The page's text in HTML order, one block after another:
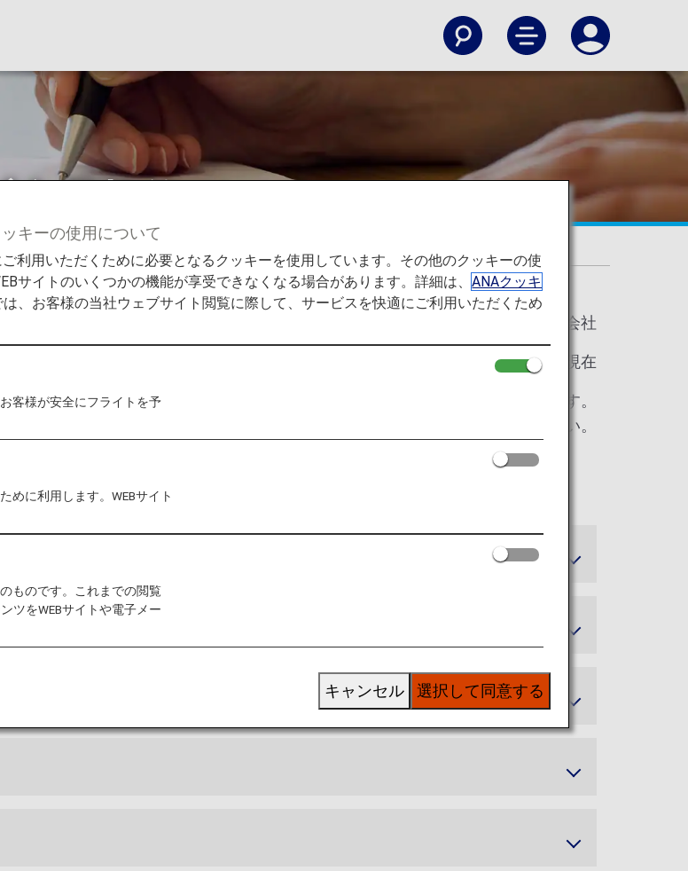
員規約
全日本空輸株式会社
2026年5月19日現在
このANAマイレージクラブ会員規約は、2026年11月30日までの適用です。
をご確認ください。
キーの使用について
利用いただくために必要となるクッキーを使用しています。その他のクッキーの使
サイトのいくつかの機能が享受できなくなる場合があります。詳細は、ANAクッキ
、お客様の当社ウェブサイト閲覧に際して、サービスを快適にご利用いただくため
客様が安全にフライトを予
めに利用します。WEBサイト
ものです。これまでの閲覧
ツをWEBサイトや電子メー
選択して同意する
キャンセル